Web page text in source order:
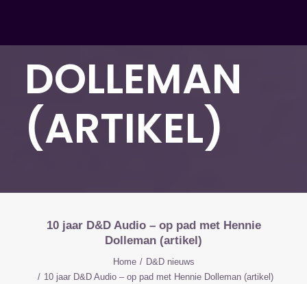
MET HENNIE
DOLLEMAN
(ARTIKEL)
10 jaar D&D Audio – op pad met Hennie
Dolleman (artikel)
Home
D&D nieuws
10 jaar D&D Audio – op pad met Hennie Dolleman (artikel)